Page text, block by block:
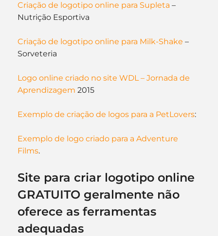
Criação de logotipo online para Supleta –
Nutrição Esportiva
Criação de logotipo online para Milk-Shake –
Sorveteria
Logo online criado no site WDL – Jornada de
Aprendizagem 2015
Exemplo de criação de logos para a PetLovers:
Exemplo de logo criado para a Adventure
Films.
Site para criar logotipo online
GRATUITO geralmente não
oferece as ferramentas
adequadas